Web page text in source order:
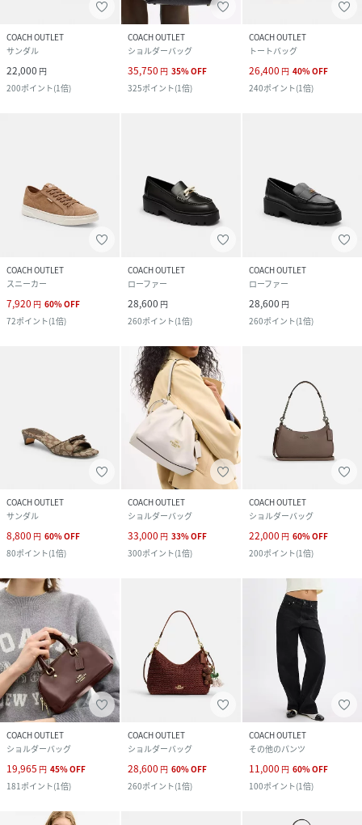
COACH OUTLET
サンダル
22,000 円
200ポイント(1倍)
COACH OUTLET
ショルダーバッグ
35,750 円 35%OFF
325ポイント(1倍)
COACH OUTLET
トートバッグ
26,400 円 40%OFF
240ポイント(1倍)
COACH OUTLET
スニーカー
7,920 円 60%OFF
72ポイント(1倍)
COACH OUTLET
ローファー
28,600 円
260ポイント(1倍)
COACH OUTLET
ローファー
28,600 円
260ポイント(1倍)
COACH OUTLET
サンダル
8,800 円 60%OFF
80ポイント(1倍)
COACH OUTLET
ショルダーバッグ
33,000 円 33%OFF
300ポイント(1倍)
COACH OUTLET
ショルダーバッグ
22,000 円 60%OFF
200ポイント(1倍)
COACH OUTLET
ショルダーバッグ
19,965 円 45%OFF
181ポイント(1倍)
COACH OUTLET
ショルダーバッグ
28,600 円 60%OFF
260ポイント(1倍)
COACH OUTLET
その他のパンツ
11,000 円 60%OFF
100ポイント(1倍)